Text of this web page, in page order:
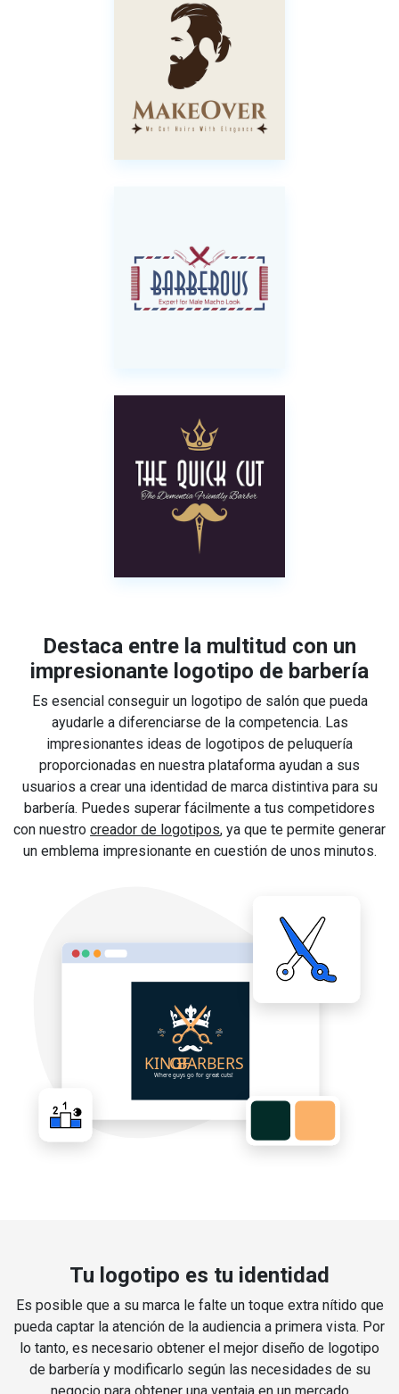
Destaca entre la multitud con un
impresionante logotipo de barbería
Es esencial conseguir un logotipo de salón que pueda
ayudarle a diferenciarse de la competencia. Las
impresionantes ideas de logotipos de peluquería
proporcionadas en nuestra plataforma ayudan a sus
usuarios a crear una identidad de marca distintiva para su
barbería. Puedes superar fácilmente a tus competidores
con nuestro creador de logotipos, ya que te permite generar
un emblema impresionante en cuestión de unos minutos.
Tu logotipo es tu identidad
Es posible que a su marca le falte un toque extra nítido que
pueda captar la atención de la audiencia a primera vista. Por
lo tanto, es necesario obtener el mejor diseño de logotipo
de barbería y modificarlo según las necesidades de su